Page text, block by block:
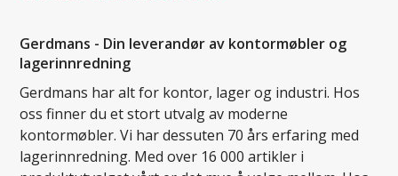
Gerdmans - Din leverandør av kontormøbler og
lagerinnredning
Gerdmans har alt for kontor, lager og industri. Hos
oss finner du et stort utvalg av moderne
kontormøbler. Vi har dessuten 70 års erfaring med
lagerinnredning. Med over 16 000 artikler i